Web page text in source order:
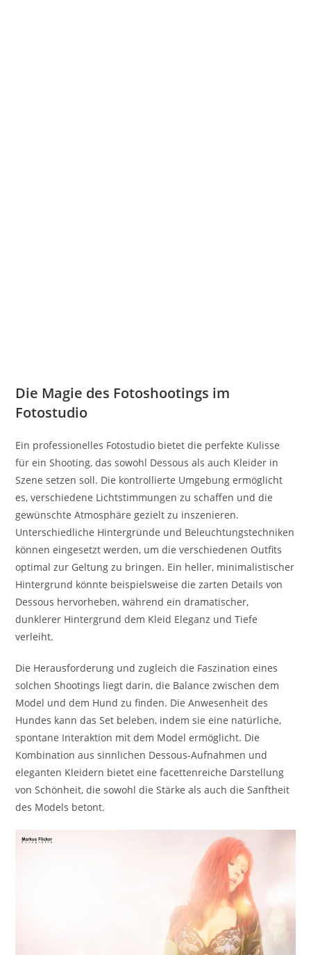
Die Magie des Fotoshootings im
Fotostudio
Ein professionelles Fotostudio bietet die perfekte Kulisse
für ein Shooting, das sowohl Dessous als auch Kleider in
Szene setzen soll. Die kontrollierte Umgebung ermöglicht
es, verschiedene Lichtstimmungen zu schaffen und die
gewünschte Atmosphäre gezielt zu inszenieren.
Unterschiedliche Hintergründe und Beleuchtungstechniken
können eingesetzt werden, um die verschiedenen Outfits
optimal zur Geltung zu bringen. Ein heller, minimalistischer
Hintergrund könnte beispielsweise die zarten Details von
Dessous hervorheben, während ein dramatischer,
dunklerer Hintergrund dem Kleid Eleganz und Tiefe
verleiht.
Die Herausforderung und zugleich die Faszination eines
solchen Shootings liegt darin, die Balance zwischen dem
Model und dem Hund zu finden. Die Anwesenheit des
Hundes kann das Set beleben, indem sie eine natürliche,
spontane Interaktion mit dem Model ermöglicht. Die
Kombination aus sinnlichen Dessous-Aufnahmen und
eleganten Kleidern bietet eine facettenreiche Darstellung
von Schönheit, die sowohl die Stärke als auch die Sanftheit
des Models betont.